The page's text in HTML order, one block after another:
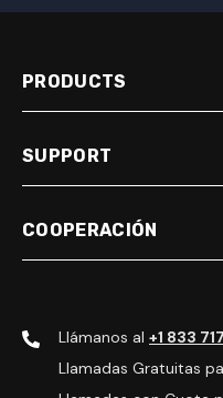
PRODUCTS
SUPPORT
COOPERACIÓN
Llámanos al +1 833
Llamadas Gratuitas